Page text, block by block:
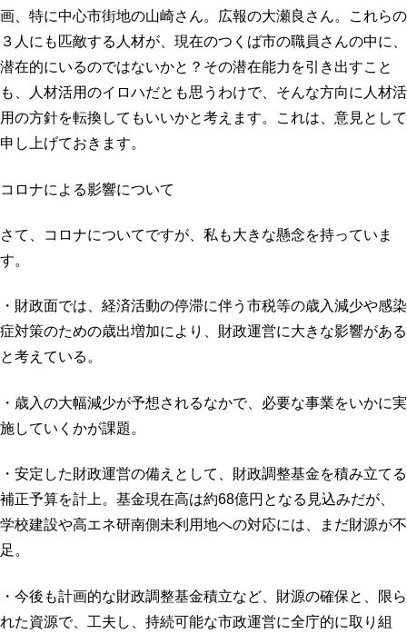
画、特に中心市街地の山崎さん。広報の大瀬良さん。これらの
３人にも匹敵する人材が、現在のつくば市の職員さんの中に、
潜在的にいるのではないかと？その潜在能力を引き出すこと
も、人材活用のイロハだとも思うわけで、そんな方向に人材活
用の方針を転換してもいいかと考えます。これは、意見として
申し上げておきます。
コロナによる影響について
さて、コロナについてですが、私も大きな懸念を持っていま
す。
・財政面では、経済活動の停滞に伴う市税等の歳入減少や感染
症対策のための歳出増加により、財政運営に大きな影響がある
と考えている。
・歳入の大幅減少が予想されるなかで、必要な事業をいかに実
施していくかが課題。
・安定した財政運営の備えとして、財政調整基金を積み立てる
補正予算を計上。基金現在高は約68億円となる見込みだが、
学校建設や高エネ研南側未利用地への対応には、まだ財源が不
足。
・今後も計画的な財政調整基金積立など、財源の確保と、限ら
れた資源で、工夫し、持続可能な市政運営に全庁的に取り組